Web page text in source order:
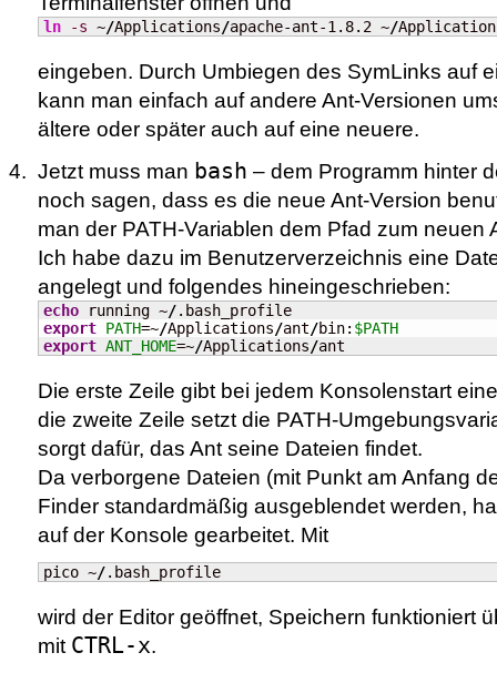
ln -s ~/Applications/apache-ant-1.8.2 ~/
eingeben. Durch Umbiegen des SymLinks auf
kann man einfach auf andere Ant-Versionen
ältere oder später auch auf eine neuere.
Jetzt muss man bash – dem Programm hinter
noch sagen, dass es die neue Ant-Version
man der PATH-Variablen dem Pfad zum neuen
Ich habe dazu im Benutzerverzeichnis eine
angelegt und folgendes hineingeschrieben:
echo running ~/
.bash_profile
export PATH=~/Applications/ant/bin: $PATH
export ANT_HOME=~/Applications/ant
Die erste Zeile gibt bei jedem Konsolenstart
die zweite Zeile setzt die PATH-
sorgt dafür, das Ant seine Dateien findet.
Da verborgene Dateien (mit Punkt am Anfang
Finder standardmäßig ausgeblendet werden,
auf der Konsole gearbeitet. Mit
pico ~/.bash_profile
wird der Editor geöffnet, Speichern funktioniert
mit CTRL-x.